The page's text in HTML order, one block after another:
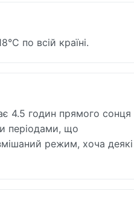
по всій країні.
4.5 годин прямого сонця
періодами, що
режим, хоча деякі